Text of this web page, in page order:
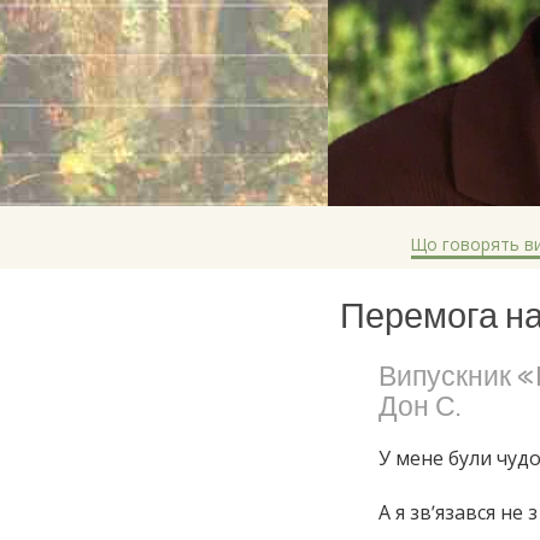
Що говорять
Перемога
Випускник
Дон С.
У мене були
А я зв’язався